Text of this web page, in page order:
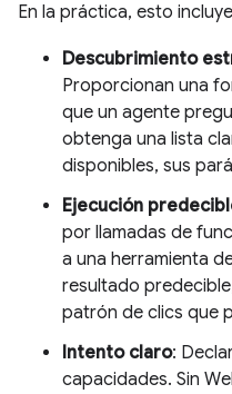
En la práctica, esto
Descubrimiento
Proporcionan una
que un agente
obtenga una lista
disponibles, sus
Ejecución
por llamadas de
a una herramienta
resultado
patrón de clics que
Intento claro:
capacidades. Sin